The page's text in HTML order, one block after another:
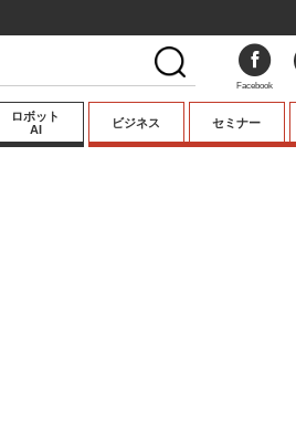
ロボット
AI
ビジネス セミナー
Facebook